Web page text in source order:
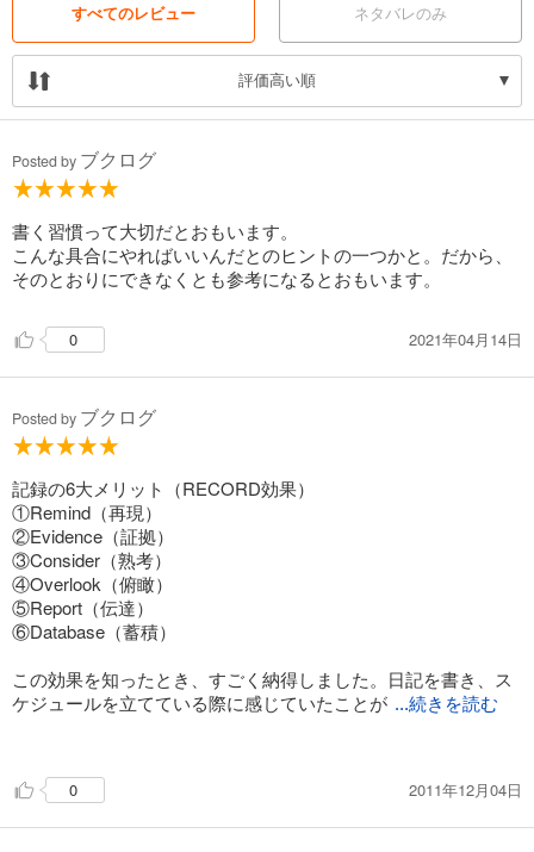
すべてのレビュー ネタバレのみ
評価高い順
Posted by ブクログ
書く習慣って大切だとおもいます。
こんな具合にやればいいんだとのヒントの一つかと。だから、
そのとおりにできなくとも参考になるとおもいます。
0 2021年04月14日
Posted by ブクログ
記録の6大メリット（RECORD効果）
①Remind（再現）
②Evidence（証拠）
③Consider（熟考）
④Overlook（俯瞰）
⑤Report（伝達）
⑥Database（蓄積）
この効果を知ったとき、すごく納得しました。日記を書き、ス
ケジュールを立てている際に感じていたことが ...続きを読む
特に、③Consider（熟考）の効果は大きいと思います。
人間の脳はすごく優秀で、色々なことを同時に考えるクセがあ
0 2011年12月04日